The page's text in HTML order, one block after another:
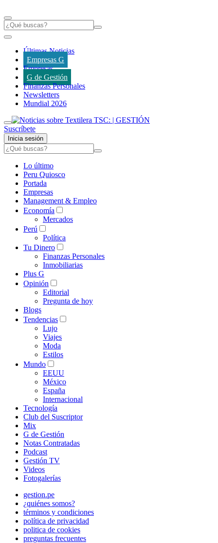
Últimas Noticias
Empresas G
Empresas
G de Gestión
Finanzas Personales
Newsletters
Mundial 2026
Suscríbete
Inicia sesión
Lo último
Peru Quiosco
Portada
Empresas
Management & Empleo
Economía
Mercados
Perú
Política
Tu Dinero
Finanzas Personales
Inmobiliarias
Plus G
Opinión
Editorial
Pregunta de hoy
Blogs
Tendencias
Lujo
Viajes
Moda
Estilos
Mundo
EEUU
México
España
Internacional
Tecnología
Club del Suscriptor
Mix
G de Gestión
Notas Contratadas
Podcast
Gestión TV
Videos
Fotogalerías
gestion.pe
¿quiénes somos?
términos y condiciones
política de privacidad
politica de cookies
preguntas frecuentes